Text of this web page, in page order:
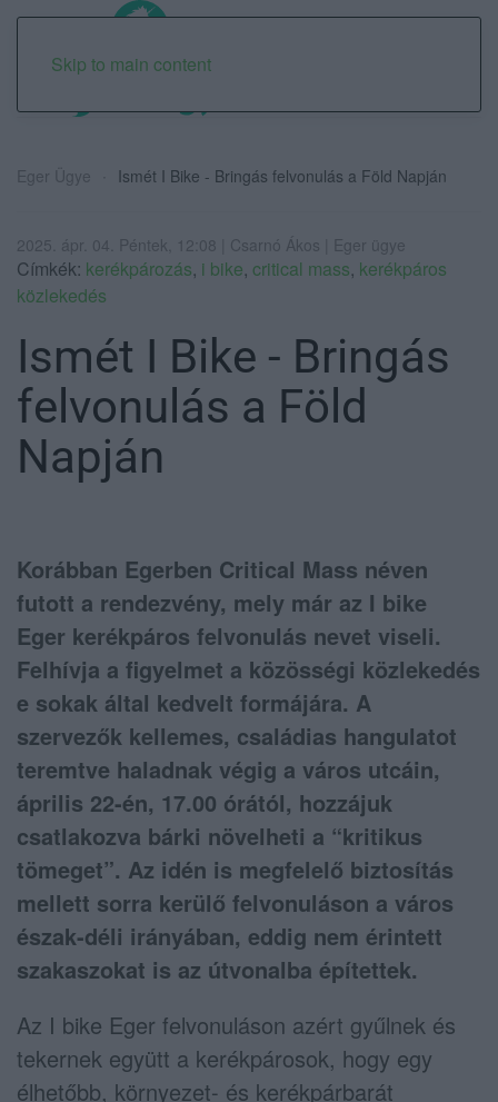
Skip to main content
Eger Ügye Ismét I Bike - Bringás felvonulás a Föld Napján
2025. ápr. 04. Péntek, 12:08 | Csarnó Ákos | Eger ügye
Címkék: kerékpározás, i bike, critical mass, kerékpáros
közlekedés
Ismét I Bike - Bringás
felvonulás a Föld
Napján
Korábban Egerben Critical Mass néven
futott a rendezvény, mely már az I bike
Eger kerékpáros felvonulás nevet viseli.
Felhívja a figyelmet a közösségi közlekedés
e sokak által kedvelt formájára. A
szervezők kellemes, családias hangulatot
teremtve haladnak végig a város utcáin,
április 22-én, 17.00 órától, hozzájuk
csatlakozva bárki növelheti a “kritikus
tömeget”. Az idén is megfelelő biztosítás
mellett sorra kerülő felvonuláson a város
észak-déli irányában, eddig nem érintett
szakaszokat is az útvonalba építettek.
Az I bike Eger felvonuláson azért gyűlnek és
tekernek együtt a kerékpárosok, hogy egy
élhetőbb, környezet- és kerékpárbarát